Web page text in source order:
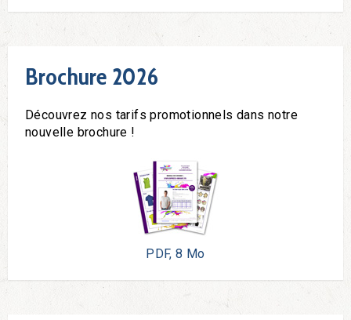
Brochure 2026
Découvrez nos tarifs promotionnels dans notre
nouvelle brochure !
PDF, 8 Mo